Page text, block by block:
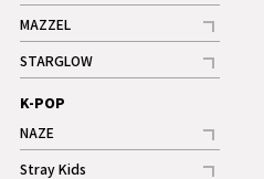
記事
ギャラリー
MAZZEL
記事
ギャラリー
STARGLOW
記事
K-POP
NAZE
記事
Stray Kids